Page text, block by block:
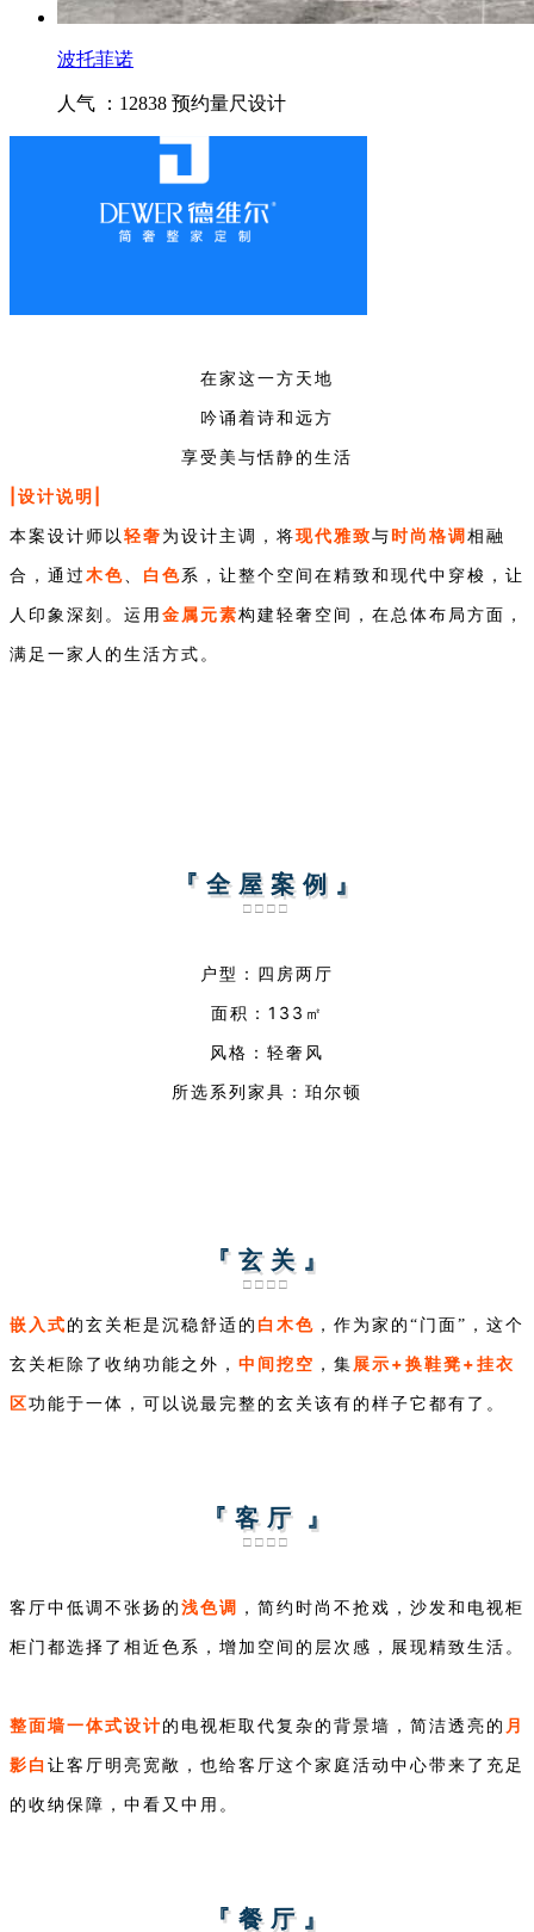
波托菲诺
人气 ：12838 预约量尺设计
在家这一方天地
吟诵着诗和远方
享受美与恬静的生活
|设计说明|
本案设计师以 轻奢 为设计主调，将现代雅致与 时尚格调相融
合，通过 木色、 白色系，让整个空间在精致和现代中穿梭，让
人印象深刻。运用 金属元素构建轻奢空间，在总体布局方面，
满足一家人的生活方式。
『 全 屋 案 例 』
□□□□
户型：四房两厅
面积：133㎡
风格：轻奢风
所选系列家具：珀尔顿
『 玄 关 』
□□□□
嵌入式 的玄关柜是沉稳舒适的 白木色 ，作为家的“门面”，这个
玄关柜除了收纳功能之外， 中间挖空 ，集 展示+换鞋凳+挂衣
区功能于一体，可以说最完整的玄关该有的样子它都有了。
『 客 厅 』
□□□□
客厅中低调不张扬的 浅色调 ，简约时尚不抢戏，沙发和电视柜
柜门都选择了相近色系，增加空间的层次感，展现精致生活。
整面墙一体式设计 的电视柜取代复杂的背景墙，简洁透亮的 月
影白 让客厅明亮宽敞，也给客厅这个家庭活动中心带来了充足
的收纳保障，中看又中用。
『 餐 厅 』